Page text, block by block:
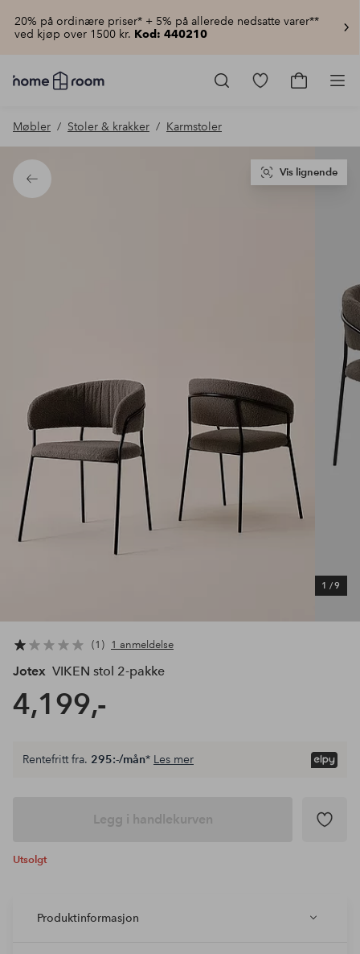
20% på ordinære priser* + 5% på allerede nedsatte varer**
ved kjøp over 1500 kr. Kod: 440210
Homeroom
–
hjemmet
til
lav
pris
Gå
Gå
Møbler Stoler & krakker Karmstoler
Tilbake
1 /9
Vis lignende
1 1 anmeldelse
Jotex VIKEN stol 2-pakke
4,199,-
Rentefritt fra. 295:-/mån* Les mer
Legg i handlekurven
Utsolgt
Produktinformasjon